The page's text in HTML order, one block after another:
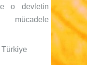
o devletin
mücadele
Türkiye